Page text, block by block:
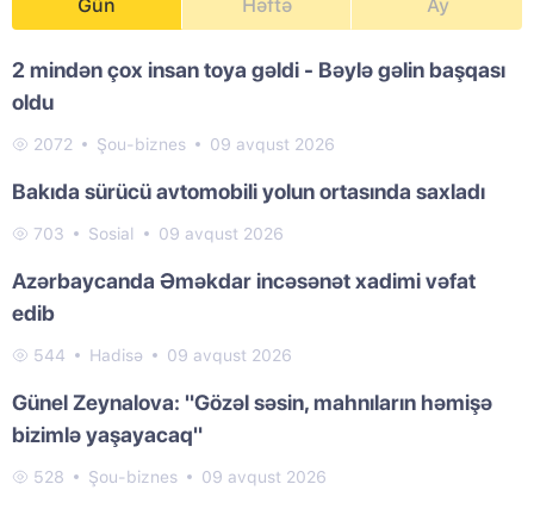
Gün Həftə Ay
2 mindən çox insan toya gəldi - Bəylə gəlin başqası
oldu
2072 Şou-biznes 09 avqust 2026
Bakıda sürücü avtomobili yolun ortasında saxladı
703 Sosial 09 avqust 2026
Azərbaycanda Əməkdar incəsənət xadimi vəfat
edib
544 Hadisə 09 avqust 2026
Günel Zeynalova: "Gözəl səsin, mahnıların həmişə
bizimlə yaşayacaq"
528 Şou-biznes 09 avqust 2026